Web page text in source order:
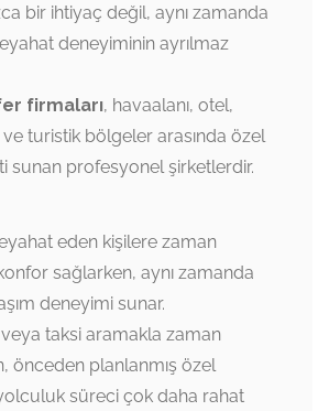
bir ihtiyaç değil, aynı zamanda
deneyiminin ayrılmaz
firmaları, havaalanı, otel,
turistik bölgeler arasında özel
sunan profesyonel şirketlerdir.
eden kişilere zaman
sağlarken, aynı zamanda
deneyimi sunar.
taksi aramakla zaman
önceden planlanmış özel
süreci çok daha rahat